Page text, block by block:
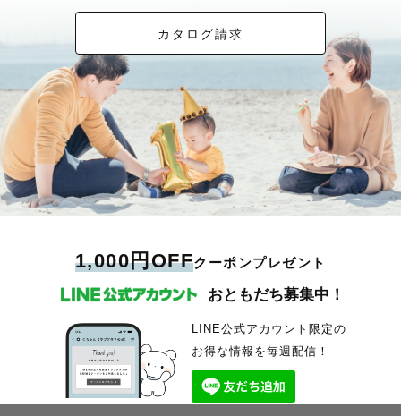
カタログ請求
1,000円OFFクーポンプレゼント
おともだち募集中！
LINE公式アカウント限定の
お得な情報を毎週配信！